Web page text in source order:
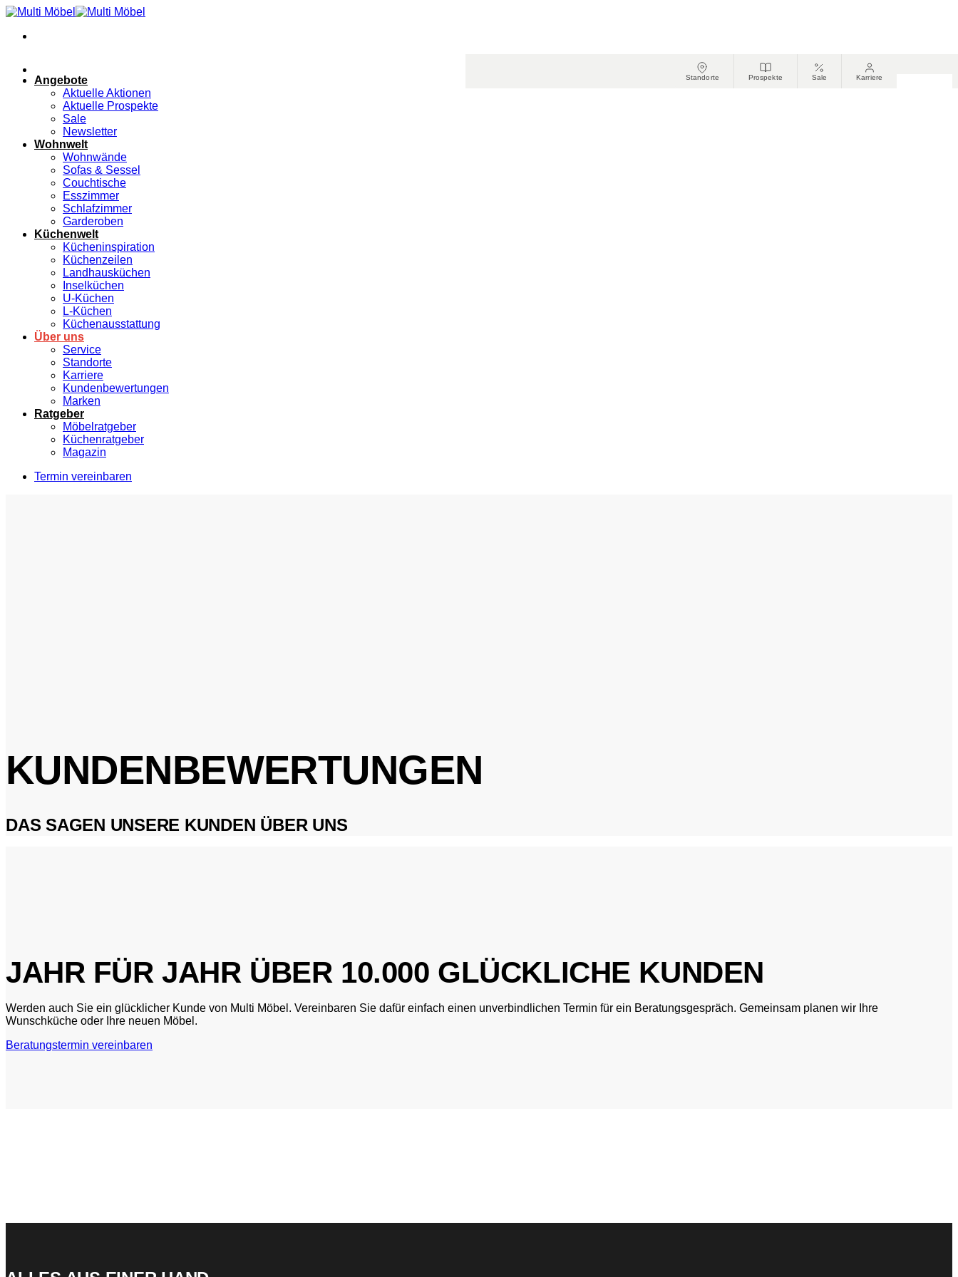
Zum
springen
Standorte Prospekte Sale Karriere
Angebote
Aktuelle Aktionen
Aktuelle Prospekte
Sale
Newsletter
Wohnwelt
Wohnwände
Sofas & Sessel
Couchtische
Esszimmer
Schlafzimmer
Garderoben
Küchenwelt
Kücheninspiration
Küchenzeilen
Landhausküchen
Inselküchen
U-Küchen
L-Küchen
Küchenausstattung
Über uns
Service
Standorte
Karriere
Kundenbewertungen
Marken
Ratgeber
Möbelratgeber
Küchenratgeber
Magazin
Termin vereinbaren
KUNDENBEWERTUNGEN
DAS SAGEN UNSERE KUNDEN ÜBER UNS
JAHR FÜR JAHR ÜBER 10.000 GLÜCKLICHE KUNDEN
Werden auch Sie ein glücklicher Kunde von Multi Möbel. Vereinbaren Sie dafür einfach einen unverbindlichen Termin für ein Beratungsgespräch. Gemeinsam planen wir Ihre
Wunschküche oder Ihre neuen Möbel.
Beratungstermin vereinbaren